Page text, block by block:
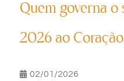
Quem governa o
2026 ao Coração
02/01/2026